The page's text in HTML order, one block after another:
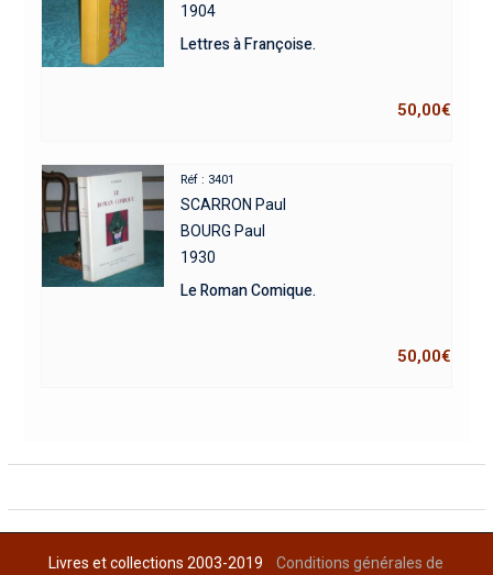
1904
Lettres à Françoise.
50,00€
Réf : 3401
SCARRON Paul
BOURG Paul
1930
Le Roman Comique.
50,00€
Livres et collections 2003-2019Conditions générales de